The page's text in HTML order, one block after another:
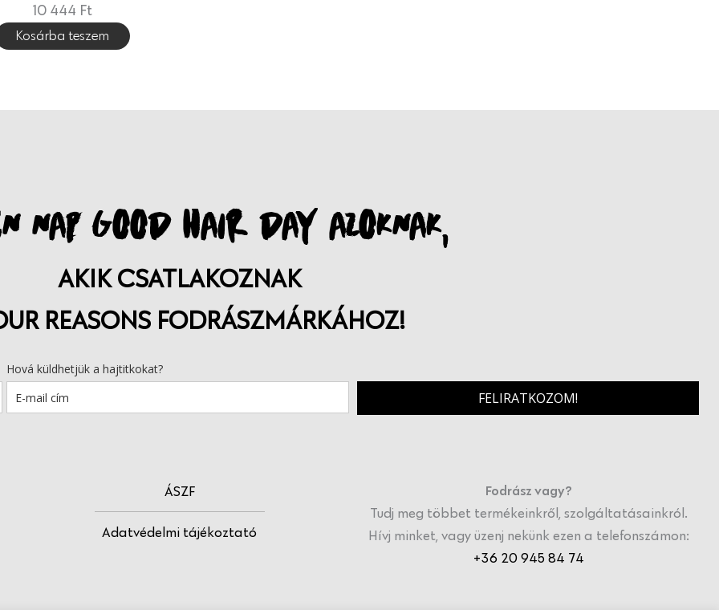
10 444 Ft
Kosárba teszem
NAP GOOD HAIR DAY AZOKNAK,
AKIK CSATLAKOZNAK
REASONS FODRÁSZMÁRKÁHOZ!
Hová küldhetjük a hajtitkokat?
FELIRATKOZOM!
ÁSZF
Adatvédelmi tájékoztató
Fodrász vagy?
Tudj meg többet termékeinkről, szolgáltatásainkról.
Hívj minket, vagy üzenj nekünk ezen a telefonszámon:
+36 20 945 84 74